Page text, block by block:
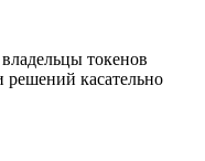
токенов
решений касательно